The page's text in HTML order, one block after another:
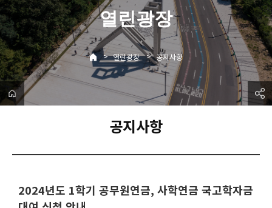
열린광장
> 열린광장 > 공지사항
공지사항
2024년도 1학기 공무원연금, 사학연금 국고학자금